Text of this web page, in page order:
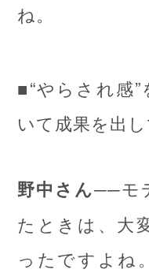
ね。
■“やらされ感
いて成果を出し
野中さん──モ
たときは、大
ったですよね